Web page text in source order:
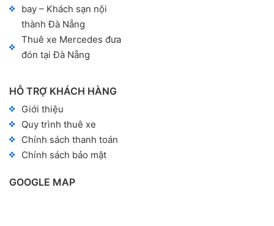
bay – Khách sạn nội
thành Đà Nẵng
Thuê xe Mercedes đưa
đón tại Đà Nẵng
GOOGLE MAP
HỖ TRỢ KHÁCH HÀNG
Giới thiệu
Quy trình thuê xe
Chính sách thanh toán
Chính sách bảo mật